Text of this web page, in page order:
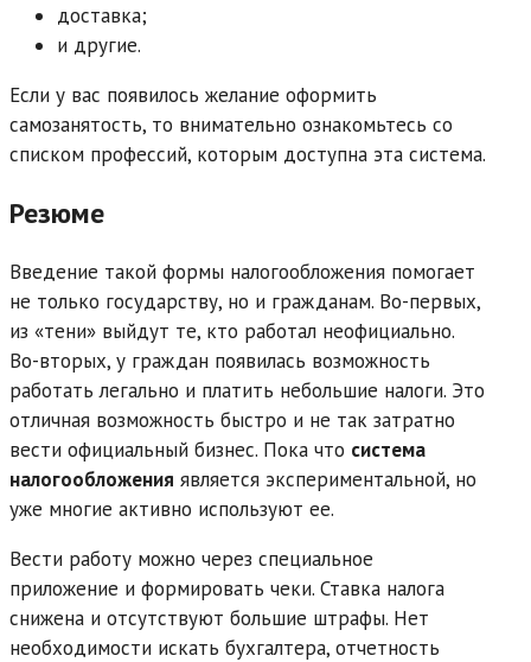
доставка;
и другие.
Если у вас появилось желание оформить
самозанятость, то внимательно ознакомьтесь со
списком профессий, которым доступна эта система.
Резюме
Введение такой формы налогообложения помогает
не только государству, но и гражданам. Во-первых,
из «тени» выйдут те, кто работал неофициально.
Во-вторых, у граждан появилась возможность
работать легально и платить небольшие налоги. Это
отличная возможность быстро и не так затратно
вести официальный бизнес. Пока что система
налогообложения является экспериментальной, но
уже многие активно используют ее.
Вести работу можно через специальное
приложение и формировать чеки. Ставка налога
снижена и отсутствуют большие штрафы. Нет
необходимости искать бухгалтера, отчетность